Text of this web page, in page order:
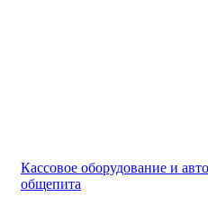
Кассовое оборудование и
общепита